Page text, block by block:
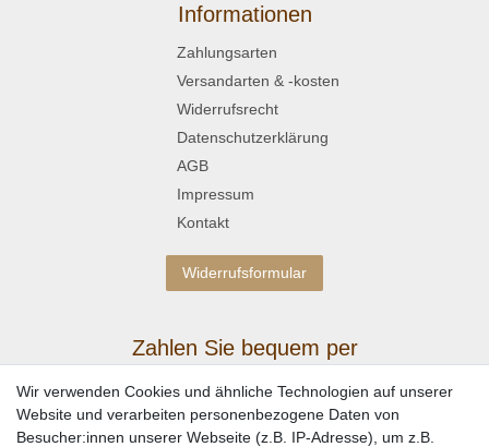
Informationen
Zahlungsarten
Versandarten & -kosten
Widerrufsrecht
Datenschutzerklärung
AGB
Impressum
Kontakt
Widerrufsformular
Zahlen Sie bequem per
Wir verwenden Cookies und ähnliche Technologien auf unserer
Website und verarbeiten personenbezogene Daten von
Besucher:innen unserer Webseite (z.B. IP-Adresse), um z.B.